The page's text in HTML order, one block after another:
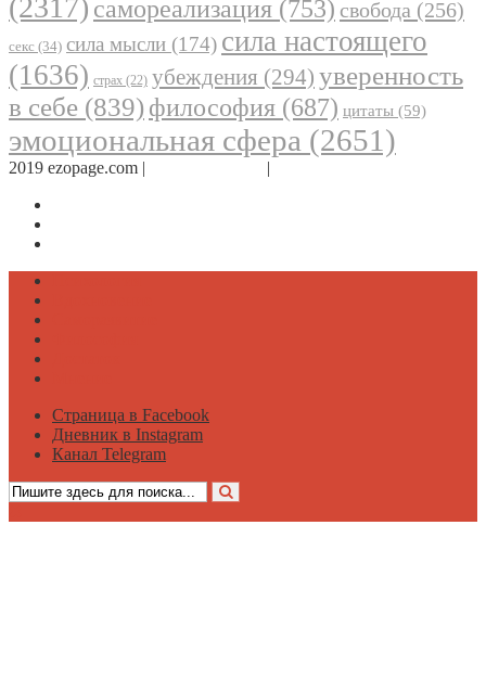
(2317) самореализация (753) свобода (256)
секс (34) сила мысли (174) сила настоящего
(1636) страх (22) убеждения (294) уверенность
в себе (839) философия (687) цитаты (59)
эмоциональная сфера (2651)
2019 ezopage.com | |
Страница в Facebook
Дневник в Instagram
Канал Telegram